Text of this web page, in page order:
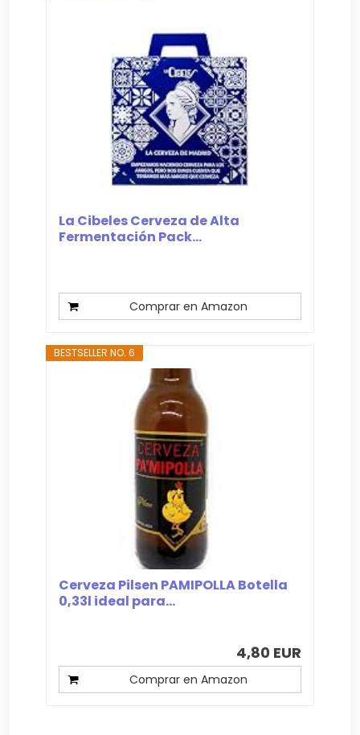
La Cibeles Cerveza de Alta
Fermentación Pack...
Comprar en Amazon
BESTSELLER NO. 6
Cerveza Pilsen PAMIPOLLA Botella
0,33l ideal para...
4,80 EUR
Comprar en Amazon